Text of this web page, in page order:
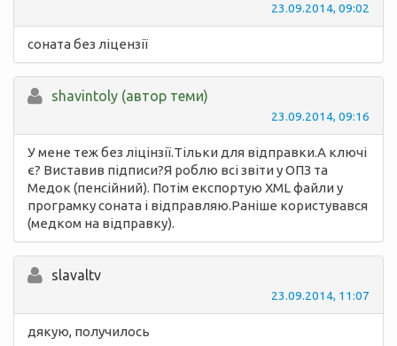
23.09.2014, 09:02
соната без ліцензії
shavintoly (автор теми)
23.09.2014, 09:16
У мене теж без ліцінзії.Тільки для відправки.А ключі
є? Виставив підписи?Я роблю всі звіти у ОПЗ та
Медок (пенсійний). Потім експортую XML файли у
програмку соната і відправляю.Раніше користувався
(медком на відправку).
slavaltv
23.09.2014, 11:07
дякую, получилось